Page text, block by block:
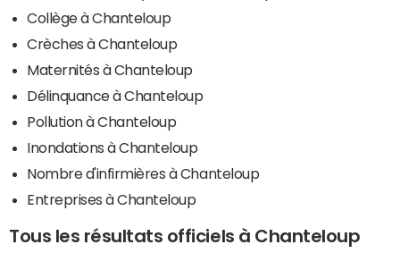
Collège à Chanteloup
Crèches à Chanteloup
Maternités à Chanteloup
Délinquance à Chanteloup
Pollution à Chanteloup
Inondations à Chanteloup
Nombre d'infirmières à Chanteloup
Entreprises à Chanteloup
Tous les résultats officiels à Chanteloup